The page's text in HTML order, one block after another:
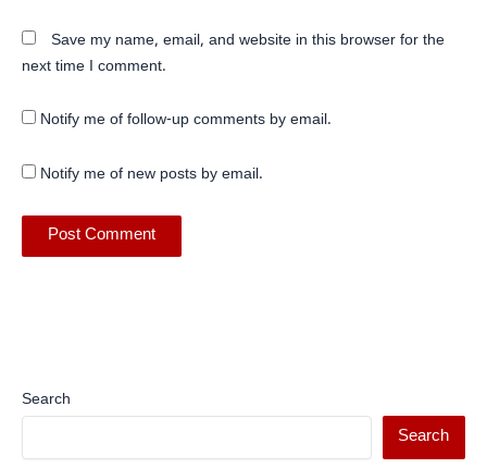
Save my name, email, and website in this browser for the
next time I comment.
Notify me of follow-up comments by email.
Notify me of new posts by email.
Search
Search